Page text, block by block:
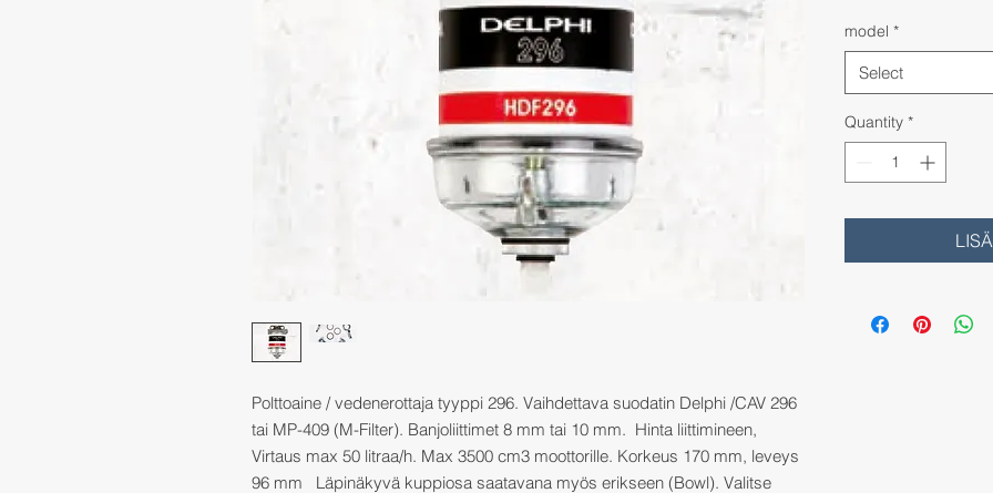
Polttoaine / vedenerottaja tyyppi 296. Vaihdettava suodatin Delphi /CAV 296
tai MP-409 (M-Filter). Banjoliittimet 8 mm tai 10 mm. Hinta liittimineen,
Virtaus max 50 litraa/h. Max 3500 cm3 moottorille. Korkeus 170 mm, leveys
96 mm Läpinäkyvä kuppiosa saatavana myös erikseen (Bowl). Valitse
model *
Select
Quantity *